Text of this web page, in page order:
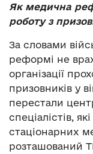
Як медична
роботу з
За словами
реформі не
організації
призовників у
перестали
спеціалістів,
стаціонарних
розташований